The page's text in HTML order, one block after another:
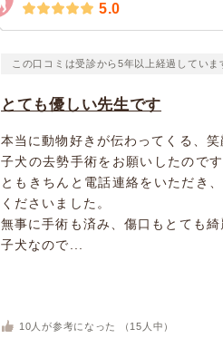
5.0
この口コミは受診から5年以上経過していま
とても優しい先生です
本当に動物好きが伝わってくる、
子犬の去勢手術をお願いしたので
ともきちんと電話連絡をいただき
くださいました。
無事に手術も済み、傷口もとても綺
子犬なので...
10 人が参考になった （ 15 人中）